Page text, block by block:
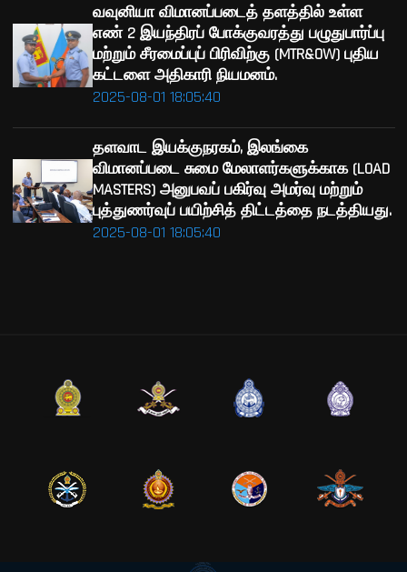
2025-08-01 18:05:40
வவுனியா விமானப்படைத் தளத்தில் உள்ள
எண் 2 இயந்திரப் போக்குவரத்து பழுதுபார்ப்பு
மற்றும் சீரமைப்புப் பிரிவிற்கு (MTR&OW) புதிய
கட்டளை அதிகாரி நியமனம்.
2025-08-01 18:05:40
தளவாட இயக்குநரகம், இலங்கை
விமானப்படை சுமை மேலாளர்களுக்காக (LOAD
MASTERS) அனுபவப் பகிர்வு அமர்வு மற்றும்
புத்துணர்வுப் பயிற்சித் திட்டத்தை நடத்தியது.